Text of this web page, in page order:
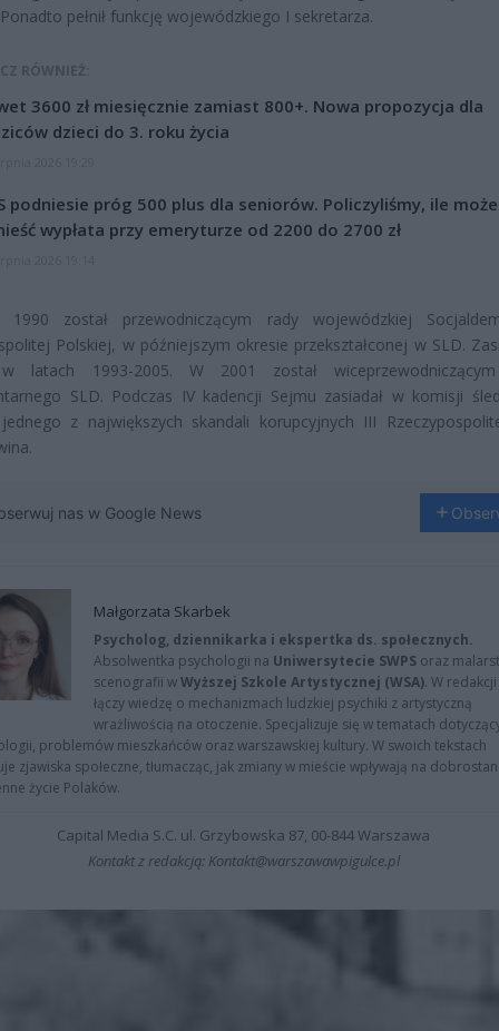
pełnił funkcję wojewódzkiego I sekretarza.
RÓWNIEŻ:
3600 zł miesięcznie zamiast 800+. Nowa propozycja dla
dzieci do 3. roku życia
podniesie próg 500 plus dla seniorów. Policzyliśmy, ile może
wypłata przy emeryturze od 2200 do 2700 zł
został przewodniczącym rady wojewódzkiej
Polskiej, w późniejszym okresie przekształconej w SLD.
latach 1993-2005. W 2001 został
SLD. Podczas IV kadencji Sejmu zasiadał w komisji
z największych skandali korupcyjnych III
nas w Google News
Małgorzata Skarbek
Psycholog, dziennikarka i ekspertka ds. społecznych.
Absolwentka psychologii na Uniwersytecie SWPS oraz
scenografii wWyższej Szkole Artystycznej (WSA). W redakcji
łączy wiedzę o mechanizmach ludzkiej psychiki z artystyczną
wrażliwością na otoczenie. Specjalizuje się w tematach
problemów mieszkańców oraz warszawskiej kultury. W swoich tekstach
zjawiska społeczne, tłumacząc, jak zmiany w mieście wpływają na
życie Polaków.
Capital Media S.C. ul. Grzybowska 87, 00-844 Warszawa
Kontakt z redakcją: Kontakt@warszawawpigulce.pl